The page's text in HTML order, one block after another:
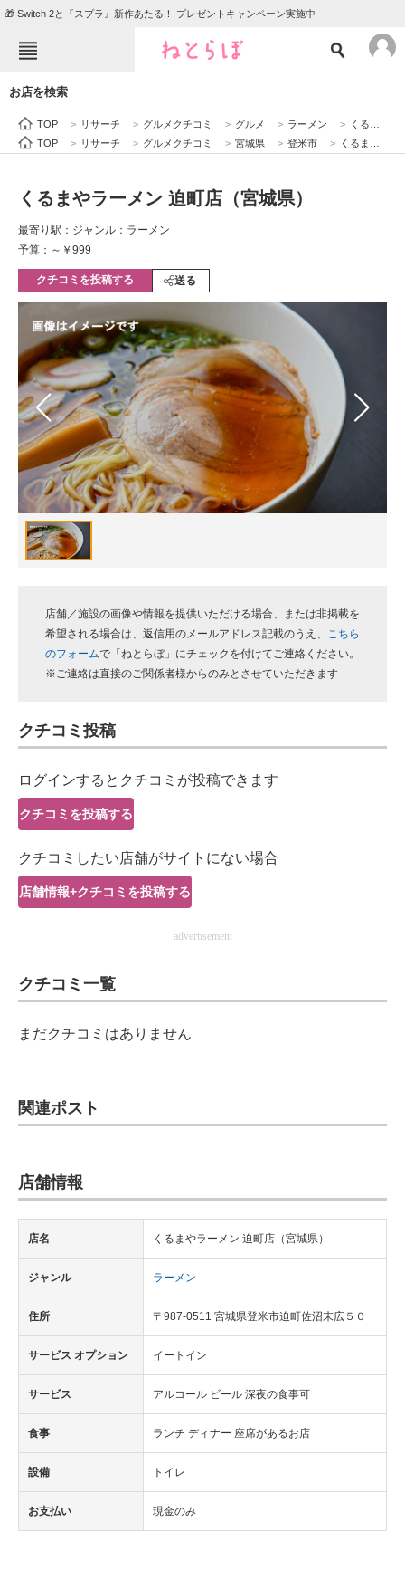
🎁 Switch 2と『スプラ』新作あたる！ プレゼントキャンペーン実施中
エンタメ クイズ
住まい 教育・育児
動物
会員記事
メディア
注目記事を集めた総合ページ
ITの今と未来を見通す
スマホと通信の最新トレンド
進化するPCとデバイスの未来
好きが集まる 比べて選べる
ビジネスと働き方のヒント
企業ITのトレンドを詳説
経営リーダーのコミュニティ
ITエンジニア向け専門サイト
企業向けIT製品の総合サイト
IT製品の技術・比較・事例
製造業のIT導入・活用を支援
エレクトロニクス専門サイト
電子設計の基本と応用
ちょっと気になるネットの話題
お店を検索
TOP > リサーチ > グルメクチコミ > グルメ > ラーメン >
くるまやラーメン 迫町店（宮城県）
TOP
> リサーチ > グルメクチコミ > 宮城県 > 登米市 > くるまやラーメン 迫町店（宮城県）
くるまやラーメン 迫町店（宮城県）
最寄り駅： ジャンル：ラーメン
予算：～￥999
クチコミを投稿する 送る
店舗／施設の画像や情報を提供いただける場合、または非掲載を
希望される場合は、返信用のメールアドレス記載のうえ、 こちら
のフォームで「ねとらぼ」にチェックを付けてご連絡ください。
※ご連絡は直接のご関係者様からのみとさせていただきます
クチコミ投稿
ログインするとクチコミが投稿できます
クチコミを投稿する
クチコミしたい店舗がサイトにない場合
店舗情報+クチコミを投稿する
advertisement
クチコミ一覧
まだクチコミはありません
関連ポスト
店舗情報
店名 くるまやラーメン 迫町店（宮城県）
ジャンル ラーメン
住所 〒987-0511 宮城県登米市迫町佐沼末広５０
サービス オプション イートイン
サービス アルコール ビール 深夜の食事可
食事 ランチ ディナー 座席があるお店
設備 トイレ
お支払い 現金のみ